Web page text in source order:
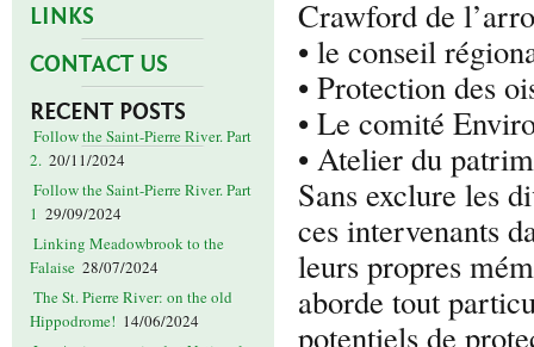
LINKS
CONTACT US
RECENT POSTS
Follow the Saint-Pierre River. Part
2. 20/11/2024
Follow the Saint-Pierre River. Part
1 29/09/2024
Linking Meadowbrook to the
Falaise 28/07/2024
The St. Pierre River: on the old
Hippodrome! 14/06/2024
Crawford de
• le conseil
• Protection des
• Le comité
• Atelier du
Sans exclure les
ces intervenants
leurs propres
aborde tout
potentiels de